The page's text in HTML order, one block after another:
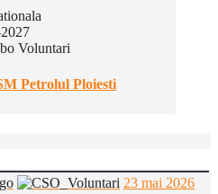
Voluntari
Petrolul Ploiesti
23 mai 2026